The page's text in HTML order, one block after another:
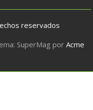
reservados
SuperMag porAcme